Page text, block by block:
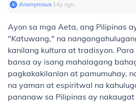
Anonymous∙ 14y ago
Ayon sa mga Aeta, ang Pilipinas
"Katuwang," na
kanilang kultura at tradisyon. Para
bansa ay isang mahalagang
pagkakakilanlan at pamumuhay,
na yaman at espiritwal na
pananaw sa Pilipinas ay